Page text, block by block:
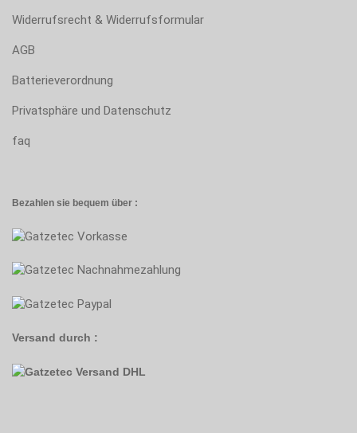
Widerrufsrecht & Widerrufsformular
AGB
Batterieverordnung
Privatsphäre und Datenschutz
faq
Bezahlen sie bequem über :
Versand durch :